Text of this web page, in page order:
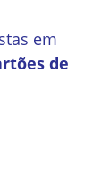
em
de